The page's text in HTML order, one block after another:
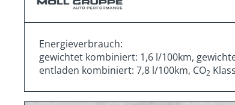
Energieverbrauch:
gewichtet kombiniert: 1,6 l/100km,
entladen kombiniert: 7,8 l/100km, CO2